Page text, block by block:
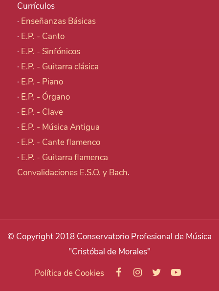
Currículos
· Enseñanzas Básicas
· E.P. - Canto
· E.P. - Sinfónicos
· E.P. - Guitarra clásica
· E.P. - Piano
· E.P. - Órgano
· E.P. - Clave
· E.P. - Música Antigua
· E.P. - Cante flamenco
· E.P. - Guitarra flamenca
Convalidaciones E.S.O. y Bach.
© Copyright 2018 Conservatorio Profesional de Música
"Cristóbal de Morales"
Política de Cookies